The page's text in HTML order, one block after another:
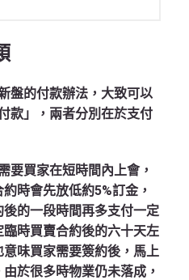
盤的付款辦法，大致可以
款」，兩者分別在於支付
要買家在短時間內上會，
時會先放低約5%訂金，
的一段時間再多支付一定
時買賣合約後的六十天左
味買家需要簽約後，馬上
於很多時物業仍未落成，